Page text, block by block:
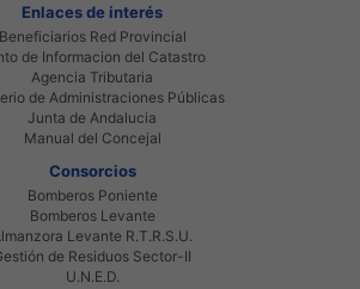
Enlaces de interés
Beneficiarios Red Provincial
de Informacion del Catastro
Agencia Tributaria
de Administraciones Públicas
Junta de Andalucia
Manual del Concejal
Consorcios
Bomberos Poniente
Bomberos Levante
Levante R.T.R.S.U.
de Residuos Sector-II
U.N.E.D.